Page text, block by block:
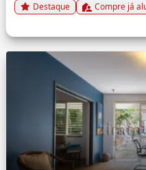
Destaque Compre já